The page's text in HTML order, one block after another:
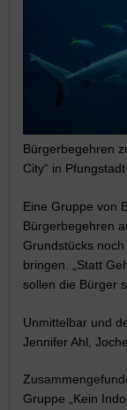
Bürgerbegehren
City“ in
Eine Gruppe von
Bürgerbegehren
Grundstücks
bringen. „ Statt
sollen die Bürger
Unmittelbar und
Jennifer Ahl,
Gruppe „Kein